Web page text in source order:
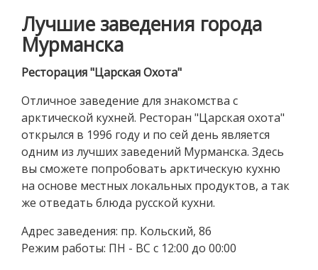
Лучшие заведения города
Мурманска
Ресторация "Царская Охота"
Отличное заведение для знакомства с
арктической кухней. Ресторан "Царская охота"
открылся в 1996 году и по сей день является
одним из лучших заведений Мурманска. Здесь
вы сможете попробовать арктическую кухню
на основе местных локальных продуктов, а так
же отведать блюда русской кухни.
Адрес заведения: пр. Кольский, 86
Режим работы: ПН - ВС с 12:00 до 00:00